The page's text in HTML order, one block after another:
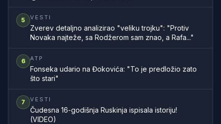
5 VESTI
Zverev detaljno analizirao "veliku trojku": "Protiv
Novaka najteže, sa Rodžerom sam znao, a Rafa..."
6 ATP
Fonseka udario na Đokovića: "To je predložio zato
što stari"
7 VESTI
Čudesna 16-godišnja Ruskinja ispisala istoriju!
(VIDEO)